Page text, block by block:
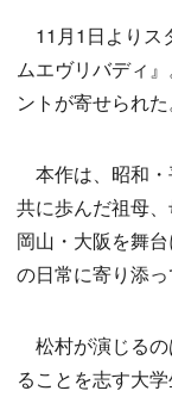
11月1日よりス
ムエヴリバディ
ントが寄せられた
本作は、昭和・
共に歩んだ祖母
岡山・大阪を舞
の日常に寄り添っ
松村が演じる
ることを志す大